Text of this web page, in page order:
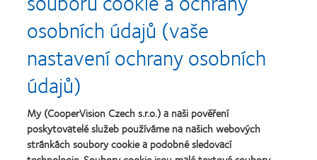
d’Or
za
nejlepší
výrobek
pro
čočky
MyDay™
(2013)
roku
(2013)
Learn
more
about
Nejlepší
společnosti
pro
vedoucí
pracovníky
roku
2012
Learn
more
about
závod
roku
2011
(2011)
Learn
more
about
Learn
more
about
osobních údajů (vaše
nastavení ochrany osobních
údajů)
My (CooperVision Czech s.r.o.) a naši pověření
poskytovatelé služeb používáme na našich webových
stránkách soubory cookie a podobné sledovací